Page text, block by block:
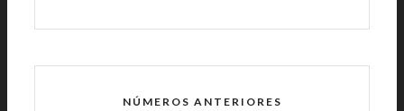
NÚMEROS ANTERIORES